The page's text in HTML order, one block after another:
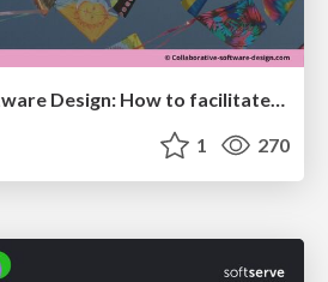
Collaborative Software Design: How to facilitate domain modelling decisions
1 270